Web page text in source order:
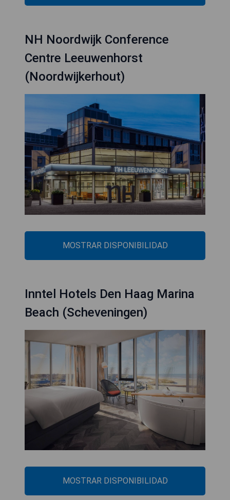
NH Noordwijk Conference
Centre Leeuwenhorst
(Noordwijkerhout)
MOSTRAR DISPONIBILIDAD
Inntel Hotels Den Haag Marina
Beach (Scheveningen)
MOSTRAR DISPONIBILIDAD